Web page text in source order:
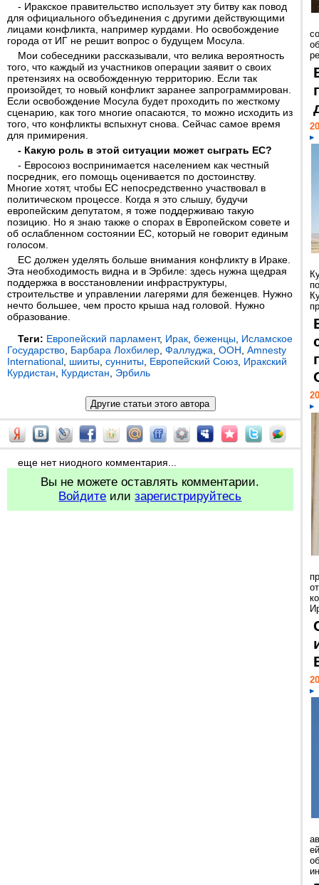
- Иракское правительство использует эту битву как повод
для официального объединения с другими действующими
лицами конфликта, например курдами. Но освобождение
города от ИГ не решит вопрос о будущем Мосула.
Мои собеседники рассказывали, что велика вероятность
того, что каждый из участников операции заявит о своих
претензиях на освобожденную территорию. Если так
произойдет, то новый конфликт заранее запрограммирован.
Если освобождение Мосула будет проходить по жесткому
сценарию, как того многие опасаются, то можно исходить из
того, что конфликты вспыхнут снова. Сейчас самое время
для примирения.
- Какую роль в этой ситуации может сыграть ЕС?
- Евросоюз воспринимается населением как честный
посредник, его помощь оценивается по достоинству.
Многие хотят, чтобы ЕС непосредственно участвовал в
политическом процессе. Когда я это слышу, будучи
европейским депутатом, я тоже поддерживаю такую
позицию. Но я знаю также о спорах в Европейском совете и
об ослабленном состоянии ЕС, который не говорит единым
голосом.
ЕС должен уделять больше внимания конфликту в Ираке.
Эта необходимость видна и в Эрбиле: здесь нужна щедрая
поддержка в восстановлении инфраструктуры,
строительстве и управлении лагерями для беженцев. Нужно
нечто большее, чем просто крыша над головой. Нужно
образование.
Теги: Европейский парламент, Ирак беженцы Исламское
Государство Барбара Лохбилер Фаллуджа ООН Amnesty
International шииты сунниты Европейский Союз Иракский
Курдистан
Курдистан Эрбиль
еще нет ниодного комментария...
Вы не можете оставлять комментарии.
Войдите илизарегистрируйтесь